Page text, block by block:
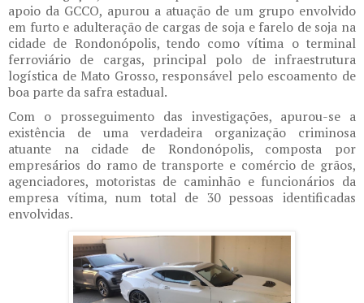
apoio da GCCO, apurou a atuação de um grupo envolvido
em furto e adulteração de cargas de soja e farelo de soja na
cidade de Rondonópolis, tendo como vítima o terminal
ferroviário de cargas, principal polo de infraestrutura
logística de Mato Grosso, responsável pelo escoamento de
boa parte da safra estadual.
Com o prosseguimento das investigações, apurou-se a
existência de uma verdadeira organização criminosa
atuante na cidade de Rondonópolis, composta por
empresários do ramo de transporte e comércio de grãos,
agenciadores, motoristas de caminhão e funcionários da
empresa vítima, num total de 30 pessoas identificadas
envolvidas.